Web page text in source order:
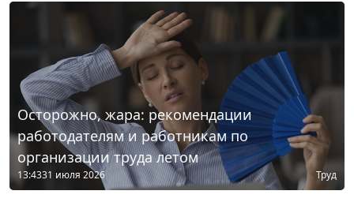
Осторожно, жара: рекомендации
работодателям и работникам по
организации труда летом
13:4331 июля 2026 Труд